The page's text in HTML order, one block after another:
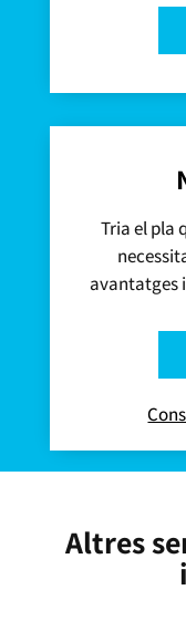
Tria el pla
avantatges
Altres